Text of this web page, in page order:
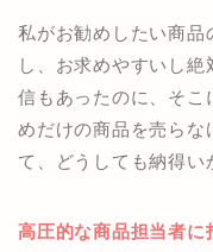
私がお勧めしたい商品
し、お求めやすいし
信もあったのに、そこ
めだけの商品を売らな
て、どうしても納得い
高圧的な商品担当者に